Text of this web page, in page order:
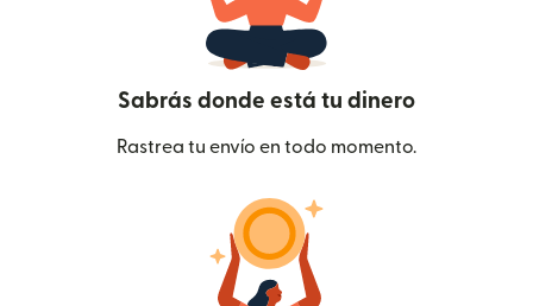
Sabrás donde está tu dinero
Rastrea tu envío en todo momento.